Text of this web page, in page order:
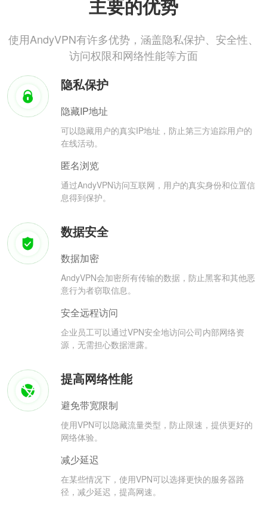
主要的优势
使用AndyVPN有许多优势，涵盖隐私保护、安全性、
访问权限和网络性能等方面
隐私保护
隐藏IP地址
可以隐藏用户的真实IP地址，防止第三方追踪用户的
在线活动。
匿名浏览
通过AndyVPN访问互联网，用户的真实身份和位置信
息得到保护。
数据安全
数据加密
AndyVPN会加密所有传输的数据，防止黑客和其他恶
意行为者窃取信息。
安全远程访问
企业员工可以通过VPN安全地访问公司内部网络资
源，无需担心数据泄露。
提高网络性能
避免带宽限制
使用VPN可以隐藏流量类型，防止限速，提供更好的
网络体验。
减少延迟
在某些情况下，使用VPN可以选择更快的服务器路
径，减少延迟，提高网速。